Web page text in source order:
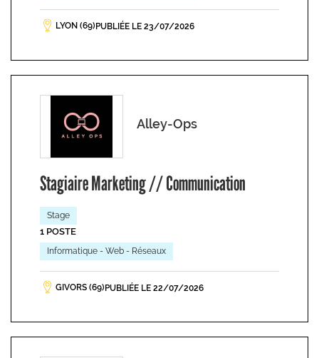
LYON (69) PUBLIÉE LE 23/07/2026
Alley-Ops
Stagiaire Marketing // Communication
Stage
1 POSTE
Informatique - Web - Réseaux
GIVORS (69) PUBLIÉE LE 22/07/2026